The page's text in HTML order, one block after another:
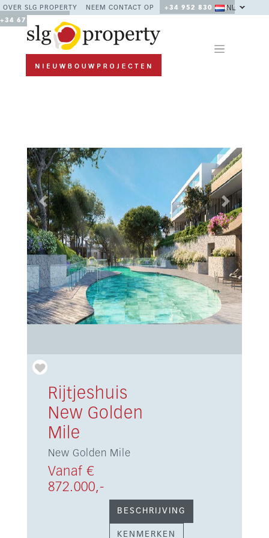
OVER SLG PROPERTY NEEM CONTACT OP
+34 952 830 378 /
+34 677 670 480
NL
Previous Next
Rijtjeshuis
New Golden
Mile
New Golden Mile
Vanaf €
872.000,-
BESCHRIJVING
KENMERKEN